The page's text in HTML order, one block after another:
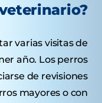
varias visitas de
año. Los perros
de revisiones
mayores o con